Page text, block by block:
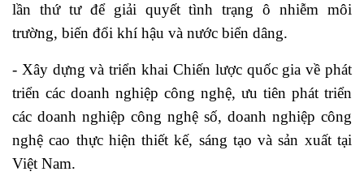
lần thứ tư để giải quyết tình trạng ô nhiễm môi
trường, biến đổi khí hậu và nước biển dâng.
- Xây dựng và triển khai Chiến lược quốc gia về phát
triển các doanh nghiệp công nghệ, ưu tiên phát triển
các doanh nghiệp công nghệ số, doanh nghiệp công
nghệ cao thực hiện thiết kế, sáng tạo và sản xuất tại
Việt Nam.